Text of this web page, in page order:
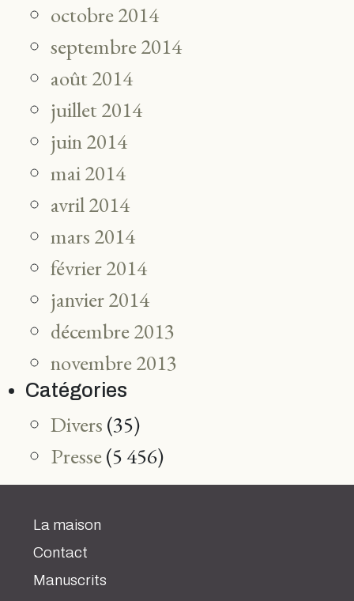
octobre 2014
septembre 2014
août 2014
juillet 2014
juin 2014
mai 2014
avril 2014
mars 2014
février 2014
janvier 2014
décembre 2013
novembre 2013
Catégories
Divers (35)
Presse(5 456)
La maison
Contact
Manuscrits